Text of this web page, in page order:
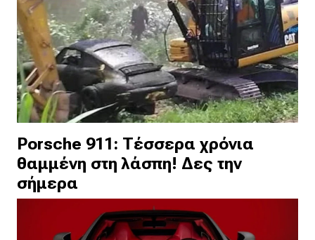
Porsche 911: Τέσσερα χρόνια
θαμμένη στη λάσπη! Δες την
σήμερα